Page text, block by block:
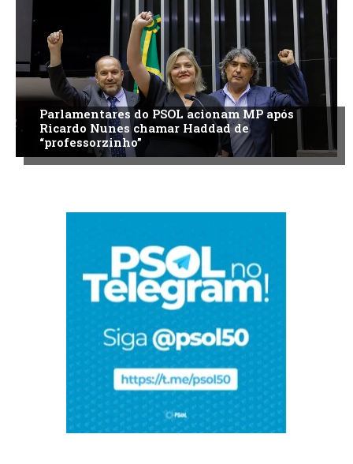
Parlamentares do PSOL acionam MP após
Ricardo Nunes chamar Haddad de
“professorzinho”